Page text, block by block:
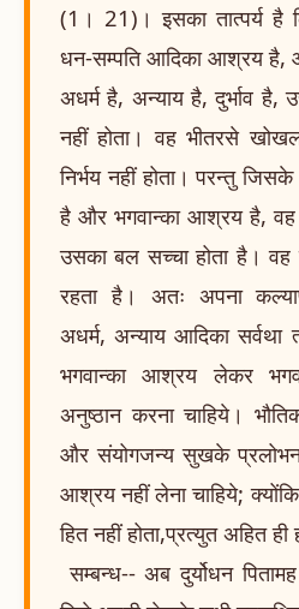
(1। 21)। इसका तात्पर्य है
धन-सम्पति आदिका आश्रय
अधर्म है, अन्याय है, दुर्भाव है,
नहीं होता। वह भीतरसे
निर्भय नहीं होता। परन्तु
है और भगवान्का आश्रय है, वह
उसका बल सच्चा होता है। वह
रहता है। अतः अपना
अधर्म, अन्याय आदिका
भगवान्का आश्रय लेकर
अनुष्ठान करना चाहिये।
और संयोगजन्य सुखके
आश्रय नहीं लेना चाहिये;
हित नहीं होता,प्रत्युत अहित ही
सम्बन्ध-- अब दुर्योधन